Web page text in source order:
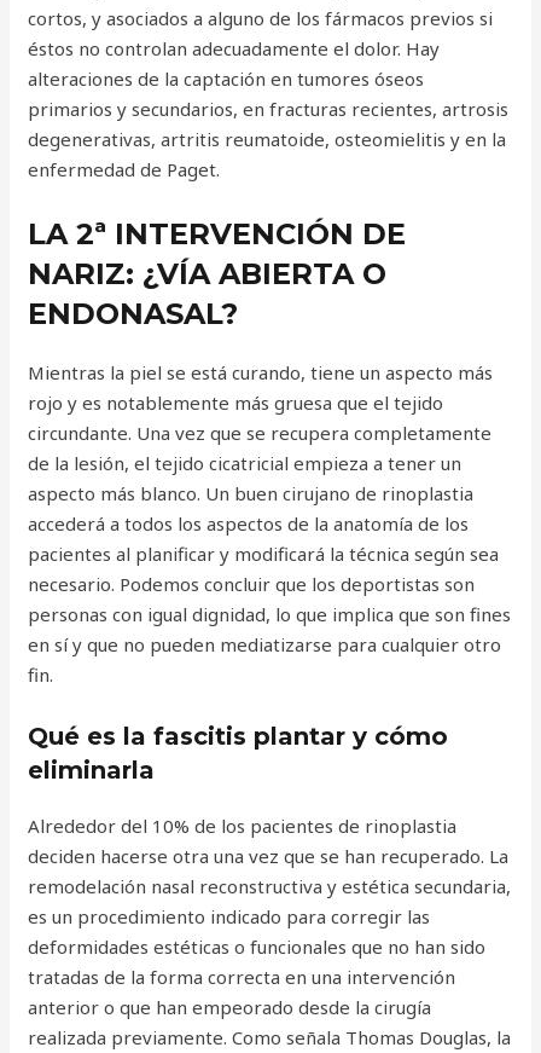
cortos, y asociados a alguno de los fármacos previos si
éstos no controlan adecuadamente el dolor. Hay
alteraciones de la captación en tumores óseos
primarios y secundarios, en fracturas recientes, artrosis
degenerativas, artritis reumatoide, osteomielitis y en la
enfermedad de Paget.
LA 2ª INTERVENCIÓN DE
NARIZ: ¿VÍA ABIERTA O
ENDONASAL?
Mientras la piel se está curando, tiene un aspecto más
rojo y es notablemente más gruesa que el tejido
circundante. Una vez que se recupera completamente
de la lesión, el tejido cicatricial empieza a tener un
aspecto más blanco. Un buen cirujano de rinoplastia
accederá a todos los aspectos de la anatomía de los
pacientes al planificar y modificará la técnica según sea
necesario. Podemos concluir que los deportistas son
personas con igual dignidad, lo que implica que son fines
en sí y que no pueden mediatizarse para cualquier otro
fin.
Qué es la fascitis plantar y cómo
eliminarla
Alrededor del 10% de los pacientes de rinoplastia
deciden hacerse otra una vez que se han recuperado. La
remodelación nasal reconstructiva y estética secundaria,
es un procedimiento indicado para corregir las
deformidades estéticas o funcionales que no han sido
tratadas de la forma correcta en una intervención
anterior o que han empeorado desde la cirugía
realizada previamente. Como señala Thomas Douglas, la